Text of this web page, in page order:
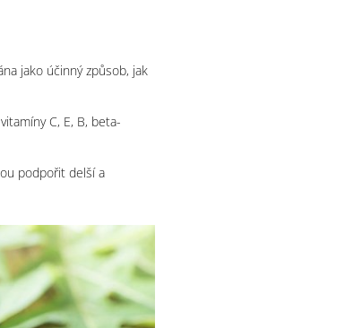
jako účinný způsob, jak
C, E, B, beta-
podpořit delší a